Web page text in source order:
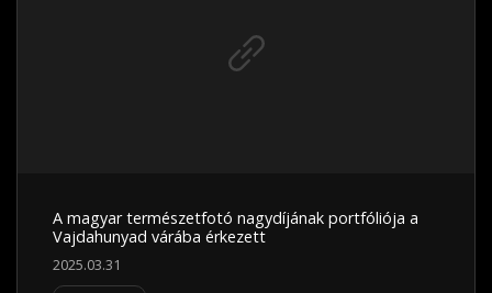
A magyar természetfotó nagydíjának portfóliója a
Vajdahunyad várába érkezett
2025.03.31